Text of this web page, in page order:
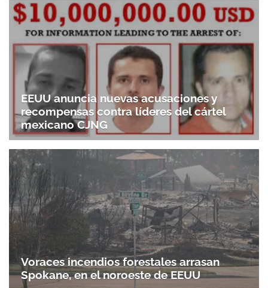
EEUU anuncia nuevas acusaciones y
recompensas contra líderes del cártel
mexicano CJNG
Voraces incendios forestales arrasan
Spokane, en el noroeste de EEUU